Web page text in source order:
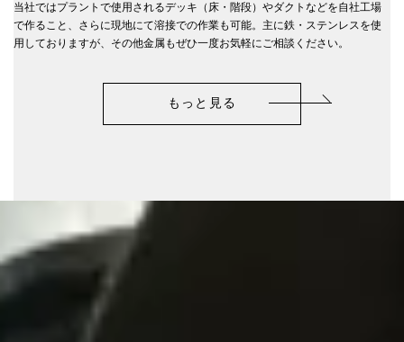
当社ではプラントで使用されるデッキ（床・階段）やダクトなどを自社工場
で作ること、さらに現地にて溶接での作業も可能。主に鉄・ステンレスを使
用しておりますが、その他金属もぜひ一度お気軽にご相談ください。
もっと見る